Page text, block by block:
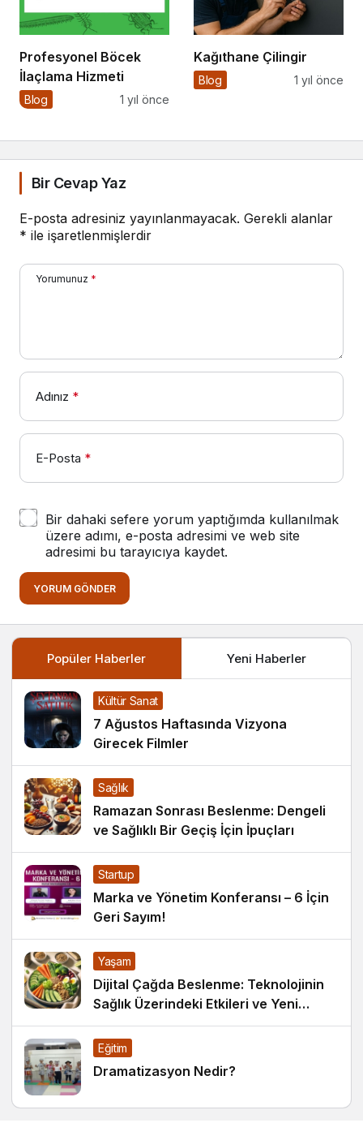
Profesyonel Böcek
İlaçlama Hizmeti
Blog 1 yıl önce
Kağıthane Çilingir
Blog 1 yıl önce
Bir Cevap Yaz
E-posta adresiniz yayınlanmayacak. Gerekli alanlar
* ile işaretlenmişlerdir
Yorumunuz *
Adınız *
E-Posta *
Bir dahaki sefere yorum yaptığımda kullanılmak
üzere adımı, e-posta adresimi ve web site
adresimi bu tarayıcıya kaydet.
YORUM GÖNDER
Popüler Haberler Yeni Haberler
Kültür Sanat
7 Ağustos Haftasında Vizyona
Girecek Filmler
Sağlık
Ramazan Sonrası Beslenme: Dengeli
ve Sağlıklı Bir Geçiş İçin İpuçları
Startup
Marka ve Yönetim Konferansı – 6 İçin
Geri Sayım!
Yaşam
Dijital Çağda Beslenme: Teknolojinin
Sağlık Üzerindeki Etkileri ve Yeni
Alışkanlıklar
Eğitim
Dramatizasyon Nedir?